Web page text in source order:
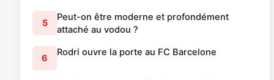
5
Peut-on être moderne et profondément
attaché au vodou ?
6
Rodri ouvre la porte au FC Barcelone